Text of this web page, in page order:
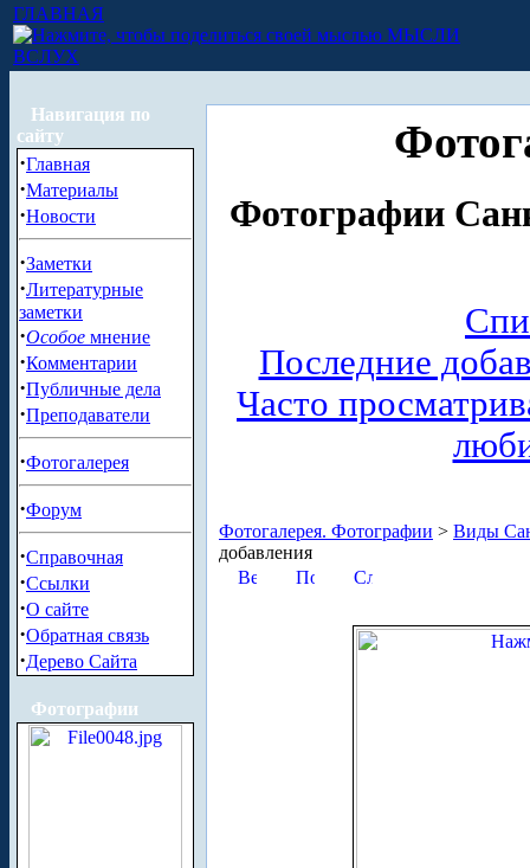
ГЛАВНАЯ
МЫСЛИ
ВСЛУХ
Навигация по
сайту
·Главная
·Материалы
·Новости
·Заметки
·Литературные
заметки
·Особое мнение
·Комментарии
·Публичные дела
·Преподаватели
·Фотогалерея
·Форум
·Справочная
·Ссылки
·О сайте
·Обратная связь
·Дерево Сайта
Фотографии
Фотографии
Последние
Часто
Фотогалерея. Фотографии > Виды
добавления